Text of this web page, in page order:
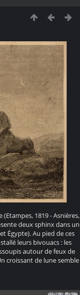
1819 - Asnières,
deux sphinx dans un
Égypte). Au pied de ces
leurs bivouacs : les
autour de feux de
croissant de lune semble